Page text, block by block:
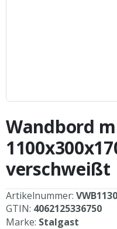
Anfang
der
Bildergalerie
springen
Wandbord
verschweißt
Artikelnummer:
GTIN: 4062125336750
Marke: Stalgast